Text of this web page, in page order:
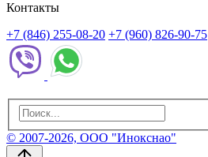
Контакты
+7 (846) 255-08-20 +7 (960) 826-90-75
© 2007-2026, ООО "Инокснао"